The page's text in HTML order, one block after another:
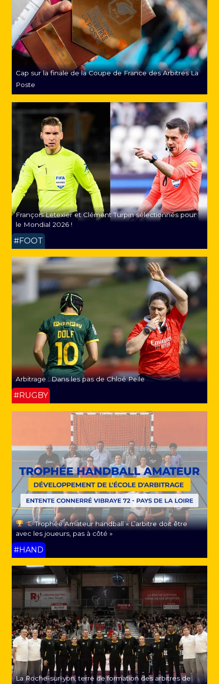
Cap sur la finale de la Coupe de France des Arbitres La
Poste
François Letexier et Clément Turpin sélectionnés pour
le Mondial 2026 !
#FOOT
Arbitrage : Dans les pas de Chloé Pelle
#RUGBY
Trophée Amateur handball « L’arbitre doit être
avec les joueurs, pas à côté »
#HAND
La Roche-sur-yon, terre de formation des arbitres de